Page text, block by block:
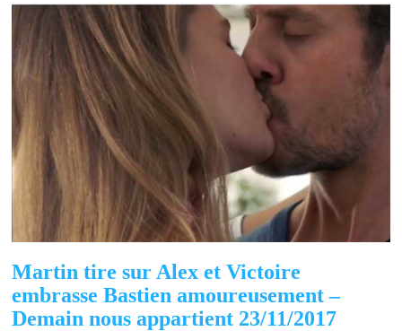
Martin tire sur Alex et Victoire
embrasse Bastien amoureusement –
Demain nous appartient 23/11/2017